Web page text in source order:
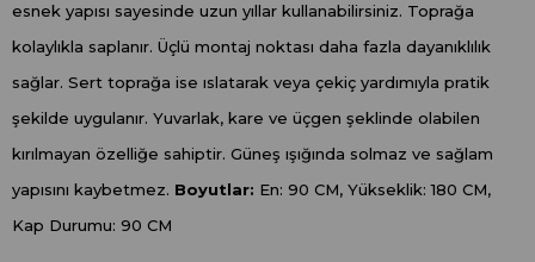
esnek yapısı sayesinde uzun yıllar kullanabilirsiniz. Toprağa
kolaylıkla saplanır. Üçlü montaj noktası daha fazla dayanıklılık
sağlar. Sert toprağa ise ıslatarak veya çekiç yardımıyla pratik
şekilde uygulanır. Yuvarlak, kare ve üçgen şeklinde olabilen
kırılmayan özelliğe sahiptir. Güneş ışığında solmaz ve sağlam
yapısını kaybetmez. Boyutlar: En: 90 CM, Yükseklik: 180 CM,
Kap Durumu: 90 CM